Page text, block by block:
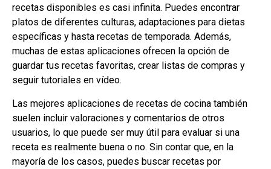
recetas disponibles es casi infinita. Puedes encontrar
platos de diferentes culturas, adaptaciones para dietas
específicas y hasta recetas de temporada. Además,
muchas de estas aplicaciones ofrecen la opción de
guardar tus recetas favoritas, crear listas de compras y
seguir tutoriales en vídeo.
Las mejores aplicaciones de recetas de cocina también
suelen incluir valoraciones y comentarios de otros
usuarios, lo que puede ser muy útil para evaluar si una
receta es realmente buena o no. Sin contar que, en la
mayoría de los casos, puedes buscar recetas por